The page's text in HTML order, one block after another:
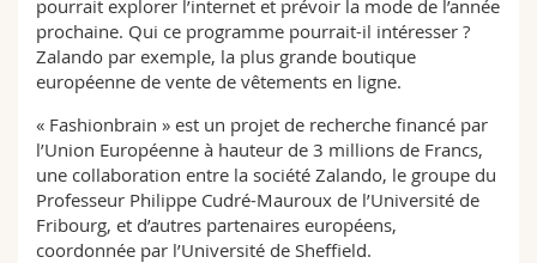
MyUnifr
pourrait explorer l’internet et prévoir la mode de l’année
prochaine. Qui ce programme pourrait-il intéresser ?
Zalando par exemple, la plus grande boutique
européenne de vente de vêtements en ligne.
« Fashionbrain » est un projet de recherche financé par
l’Union Européenne à hauteur de 3 millions de Francs,
une collaboration entre la société Zalando, le groupe du
Professeur Philippe Cudré-Mauroux de l’Université de
Fribourg, et d’autres partenaires européens,
coordonnée par l’Université de Sheffield.